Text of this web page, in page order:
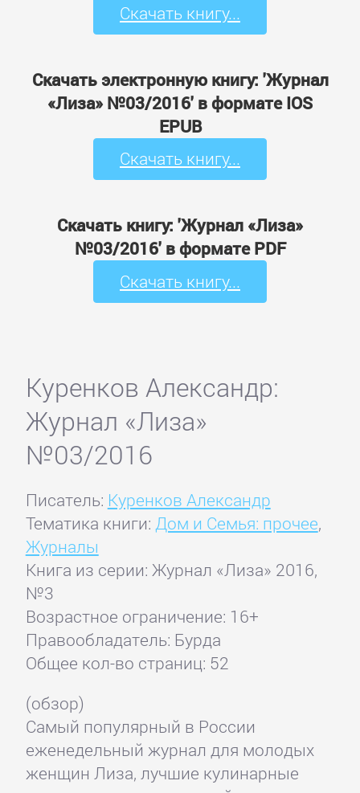
Скачать книгу...
Скачать электронную книгу: 'Журнал
«Лиза» №03/2016' в формате IOS
EPUB
Скачать книгу...
Скачать книгу: 'Журнал «Лиза»
№03/2016' в формате PDF
Скачать книгу...
Куренков Александр:
Журнал «Лиза»
№03/2016
Писатель: Куренков Александр
Тематика книги: Дом и Семья: прочее,
Журналы
Книга из серии: Журнал «Лиза» 2016,
№3
Возрастное ограничение: 16+
Правообладатель: Бурда
Общее кол-во страниц: 52
(обзор)
Самый популярный в России
еженедельный журнал для молодых
женщин Лиза, лучшие кулинарные